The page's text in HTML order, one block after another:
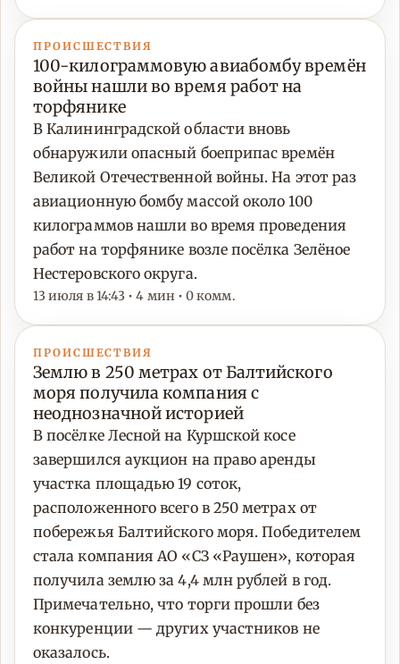
ПРОИСШЕСТВИЯ
100-килограммовую авиабомбу времён
войны нашли во время работ на
торфянике
В Калининградской области вновь
обнаружили опасный боеприпас времён
Великой Отечественной войны. На этот раз
авиационную бомбу массой около 100
килограммов нашли во время проведения
работ на торфянике возле посёлка Зелёное
Нестеровского округа.
13 июля в 14:43 • 4 мин • 0 комм.
ПРОИСШЕСТВИЯ
Землю в 250 метрах от Балтийского
моря получила компания с
неоднозначной историей
В посёлке Лесной на Куршской косе
завершился аукцион на право аренды
участка площадью 19 соток,
расположенного всего в 250 метрах от
побережья Балтийского моря. Победителем
стала компания АО «СЗ «Раушен», которая
получила землю за 4,4 млн рублей в год.
Примечательно, что торги прошли без
конкуренции — других участников не
оказалось.